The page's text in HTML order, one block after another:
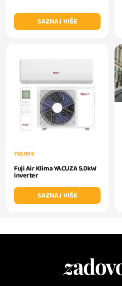
SAZNAJ VIŠE
752,00 €
Fuji Air Klima YACUZA 5.0kW
inverter
SAZNAJ VIŠE